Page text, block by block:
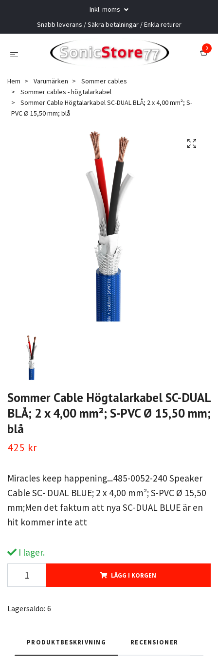
Inkl. moms
Snabb leverans / Säkra betalningar / Enkla returer
0
Hem Varumärken
Sommer cables
Sommer cables - högtalarkabel
Sommer Cable Högtalarkabel SC-DUAL BLÅ; 2 x 4,00 mm²; S-
PVC Ø 15,50 mm; blå
Sommer Cable Högtalarkabel SC-DUAL
BLÅ; 2 x 4,00 mm²; S-PVC Ø 15,50 mm;
blå
425 kr
Miracles keep happening...485-0052-240 Speaker
Cable SC- DUAL BLUE; 2 x 4,00 mm²; S-PVC Ø 15,50
mm;Men det faktum att nya SC-DUAL BLUE är en
hit kommer inte att
I lager.
LÄGG I KORGEN
Lagersaldo: 6
PRODUKTBESKRIVNING RECENSIONER